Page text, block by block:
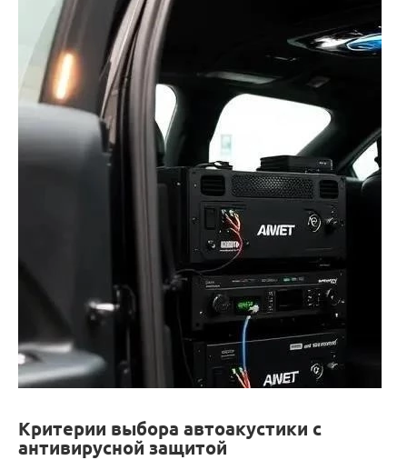
Критерии выбора автоакустики с
антивирусной защитой